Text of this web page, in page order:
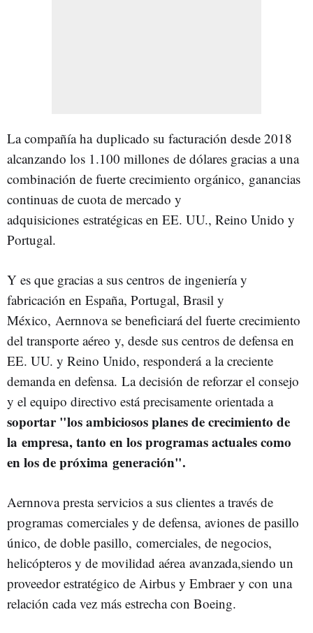
La compañía ha duplicado su facturación desde 2018
alcanzando los 1.100 millones de dólares gracias a una
combinación de fuerte crecimiento orgánico, ganancias
continuas de cuota de mercado y
adquisiciones estratégicas en EE. UU., Reino Unido y
Portugal.
Y es que gracias a sus centros de ingeniería y
fabricación en España, Portugal, Brasil y
México, Aernnova se beneficiará del fuerte crecimiento
del transporte aéreo y, desde sus centros de defensa en
EE. UU. y Reino Unido, responderá a la creciente
demanda en defensa. La decisión de reforzar el consejo
y el equipo directivo está precisamente orientada a
soportar "los ambiciosos planes de crecimiento de
la empresa, tanto en los programas actuales como
en los de próxima generación".
Aernnova presta servicios a sus clientes a través de
programas comerciales y de defensa, aviones de pasillo
único, de doble pasillo, comerciales, de negocios,
helicópteros y de movilidad aérea avanzada,siendo un
proveedor estratégico de Airbus y Embraer y con una
relación cada vez más estrecha con Boeing.